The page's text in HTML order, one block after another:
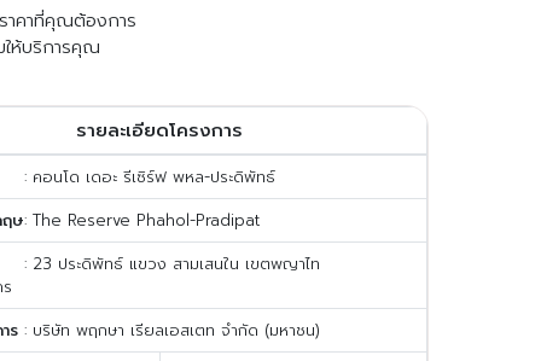
าคาที่คุณต้องการ
ห้บริการคุณ
รายละเอียดโครงการ
: คอนโด เดอะ รีเซิร์ฟ พหล-ประดิพัทธ์
ษ: The Reserve Phahol-Pradipat
: 23 ประดิพัทธ์ แขวง สามเสนใน เขตพญาไท
ร : บริษัท พฤกษา เรียลเอสเตท จำกัด (มหาชน)